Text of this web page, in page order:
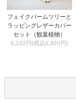
フェイクパームツリーと
ラッピングレザーカバー
セット（観葉植物）
6,182円(税込6,800円)